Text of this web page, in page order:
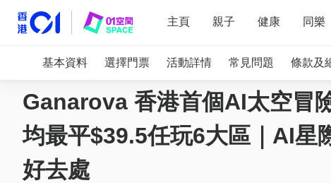
主頁 親子 健康 同樂
基本資料 選擇門票 活動詳情 常見問題 條款及
Ganarova 香港首個AI太空冒
均最平$39.5任玩6大區｜AI星
好去處